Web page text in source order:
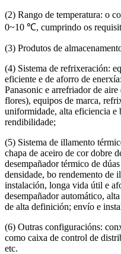
(2) Rango de temperatura: o
0~10 ℃, cumprindo os
(3) Produtos de
(4) Sistema de refrixeración:
eficiente e de aforro de
Panasonic e arrefriador de
flores), equipos de marca,
uniformidade, alta eficiencia e
rendibilidade;
(5) Sistema de illamento
chapa de aceiro de cor dobre
desempañador térmico de
densidade, bo rendemento de
instalación, longa vida útil e
desempañador automático,
de alta definición; envío e
(6) Outras configuracións:
como caixa de control de
etc.